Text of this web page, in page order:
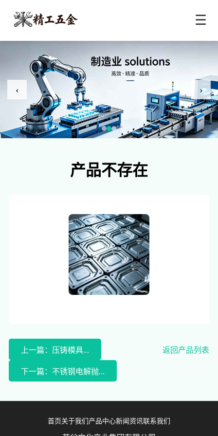
☰
‹ ›
产品不存在
上一篇：压铸模具... 返回产品列表
下一篇：不锈钢电解抛...
首页 关于我们 产品中心新闻资讯联系我们